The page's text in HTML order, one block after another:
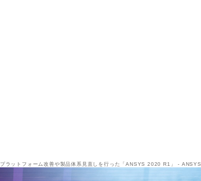
プラットフォーム改善や製品体系見直しを行った「ANSYS 2020 R1」 - ANSYS